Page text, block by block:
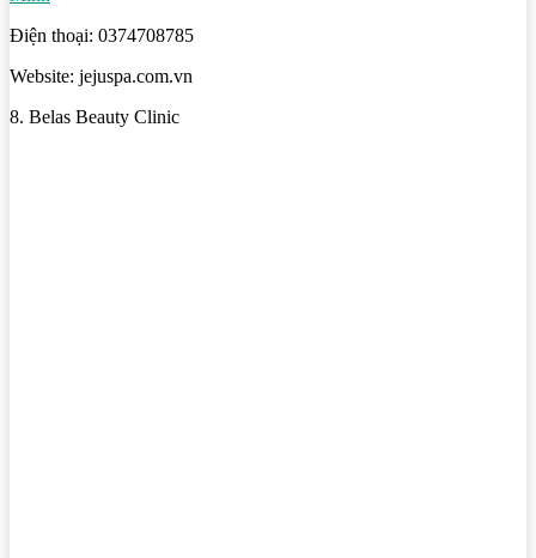
Điện thoại: 0374708785
Website: jejuspa.com.vn
8. Belas Beauty Clinic